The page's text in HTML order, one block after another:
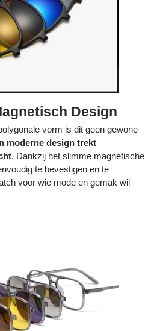
Design
vorm is dit geen gewone
moderne design trekt
. Dankzij het slimme magnetische
te bevestigen en te
voor wie mode en gemak wil